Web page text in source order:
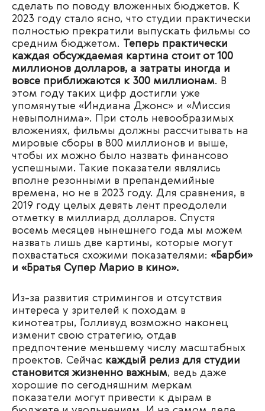
сделать по поводу вложенных бюджетов. К
2023 году стало ясно, что студии практически
полностью прекратили выпускать фильмы со
средним бюджетом. Теперь практически
каждая обсуждаемая картина стоит от 100
миллионов долларов, а затраты иногда и
вовсе приближаются к 300 миллионам. В
этом году таких цифр достигли уже
упомянутые «Индиана Джонс» и «Миссия
невыполнима». При столь невообразимых
вложениях, фильмы должны рассчитывать на
мировые сборы в 800 миллионов и выше,
чтобы их можно было назвать финансово
успешными. Такие показатели являлись
вполне резонными в препандемийные
времена, но не в 2023 году. Для сравнения, в
2019 году целых девять лент преодолели
отметку в миллиард долларов. Спустя
восемь месяцев нынешнего года мы можем
назвать лишь две картины, которые могут
похвастаться схожими показателями: «Барби»
и «Братья Супер Марио в кино».
Из-за развития стримингов и отсутствия
интереса у зрителей к походам в
кинотеатры, Голливуд возможно наконец
изменит свою стратегию, отдав
предпочтение меньшему числу масштабных
проектов. Сейчас каждый релиз для студии
становится жизненно важным, ведь даже
хорошие по сегодняшним меркам
показатели могут привести к дырам в